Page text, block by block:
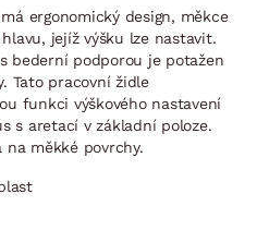
ergonomický design, měkce
jejíž výšku lze nastavit.
bederní podporou je potažen
Tato pracovní židle
funkci výškového nastavení
s aretací v základní poloze.
měkké povrchy.